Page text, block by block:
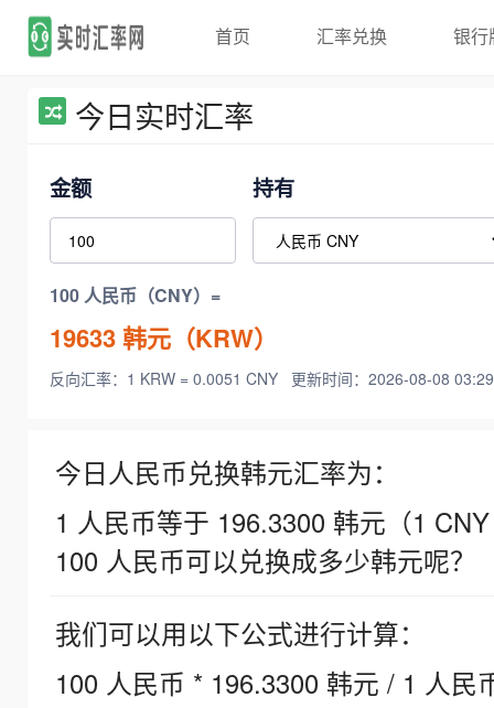
首页 汇率兑换 银行
今日实时汇率
金额 持有
100 人民币（CNY）=
19633韩元（KRW）
反向汇率：1 KRW = 0.0051 CNY 更新时间：2026-08-08
今日人民币兑换韩元汇率为：
1 人民币等于 196.3300 韩元（1
100 人民币可以兑换成多少韩元呢？
我们可以用以下公式进行计算：
100 人民币 * 196.3300 韩元 / 1 人民